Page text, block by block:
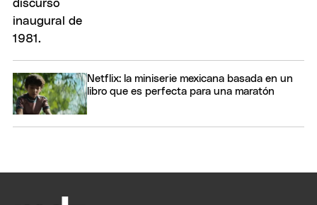
Netflix: la miniserie mexicana basada en un
libro que es perfecta para una maratón